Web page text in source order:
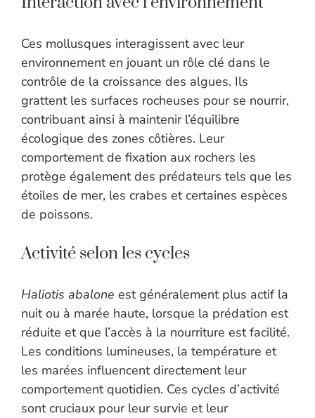
Ces mollusques interagissent avec leur
environnement en jouant un rôle clé dans le
contrôle de la croissance des algues. Ils
grattent les surfaces rocheuses pour se nourrir,
contribuant ainsi à maintenir l’équilibre
écologique des zones côtières. Leur
comportement de fixation aux rochers les
protège également des prédateurs tels que les
étoiles de mer, les crabes et certaines espèces
de poissons.
Activité selon les cycles
Haliotis abalone est généralement plus actif la
nuit ou à marée haute, lorsque la prédation est
réduite et que l’accès à la nourriture est facilité.
Les conditions lumineuses, la température et
les marées influencent directement leur
comportement quotidien. Ces cycles d’activité
sont cruciaux pour leur survie et leur